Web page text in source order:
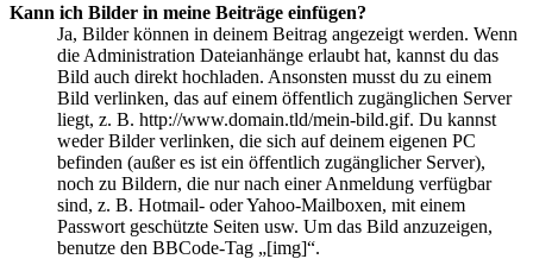
Kann ich Bilder in meine Beiträge einfügen?
Ja, Bilder können in deinem Beitrag angezeigt werden. Wenn
die Administration Dateianhänge erlaubt hat, kannst du das
Bild auch direkt hochladen. Ansonsten musst du zu einem
Bild verlinken, das auf einem öffentlich zugänglichen Server
liegt, z. B. http://www.domain.tld/mein-bild.gif. Du kannst
weder Bilder verlinken, die sich auf deinem eigenen PC
befinden (außer es ist ein öffentlich zugänglicher Server),
noch zu Bildern, die nur nach einer Anmeldung verfügbar
sind, z. B. Hotmail- oder Yahoo-Mailboxen, mit einem
Passwort geschützte Seiten usw. Um das Bild anzuzeigen,
benutze den BBCode-Tag „[img]“.